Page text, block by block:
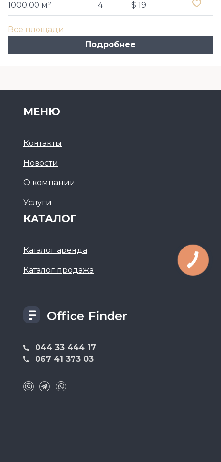
1000.00 м² 4 $ 19
Все площади
Подробнее
044 33 444 17
067 41 373 03
МЕНЮ
Контакты
Новости
О компании
Услуги
КАТАЛОГ
Каталог аренда
Каталог продажа